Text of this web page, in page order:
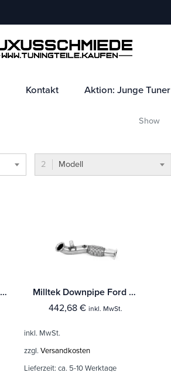
Kontakt Aktion: Junge Tuner
Show
Modell
Milltek Downpipe Ford Puma ST 1.5 EcoBoost (OPF/GPF Equipped)
Milltek Downpipe Ford Fiesta Mk8 & Mk8.5 ST 1.5 EcoBoost 200PS (Ab Baujahr Sept 2020 Modelle)
442,68 € inkl. MwSt.
inkl. MwSt.
zzgl. Versandkosten
Lieferzeit: ca. 5-10 Werktage